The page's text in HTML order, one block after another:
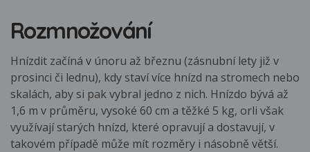
Rozmnožování
Hnízdit začíná v únoru až březnu (zásnubní lety již v
prosinci či lednu), kdy staví více hnízd na stromech nebo
skalách, aby si pak vybral jedno z nich. Hnízdo bývá až
1,6 m v průměru, vysoké 60 cm a těžké 5 kg, orli však
využívají starých hnízd, které opravují a dostavují, v
takovém případě může mít rozměry i násobně větší.